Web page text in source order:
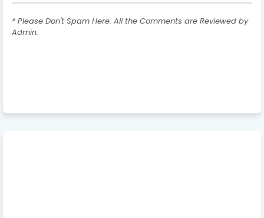
* Please Don't Spam Here. All the Comments are Reviewed by
Admin.